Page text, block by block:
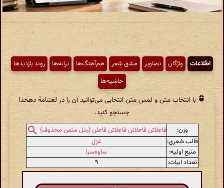
اطّلاعات واژگان تصاویر مشق شعر هم‌آهنگ‌ها ترانه‌ها
روند بازدیدها
حاشیه‌ها
با انتخاب متن و لمس متن انتخابی می‌توانید آن را در لغتنامهٔ دهخدا
جستجو کنید.
وزن:
فاعلاتن فاعلاتن فاعلاتن فاعلن (رمل مثمن محذوف)
قالب شعری:
غزل
منبع اولیه:
ساوه‌سرا
تعداد ابیات:
۹